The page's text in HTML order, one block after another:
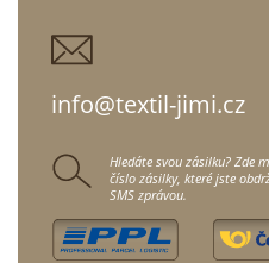
info@textil-jimi.cz
Hledáte svou zásilku? Zde
číslo zásilky, které jste
SMS zprávou.